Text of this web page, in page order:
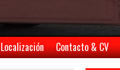
Localización Contacto & CV